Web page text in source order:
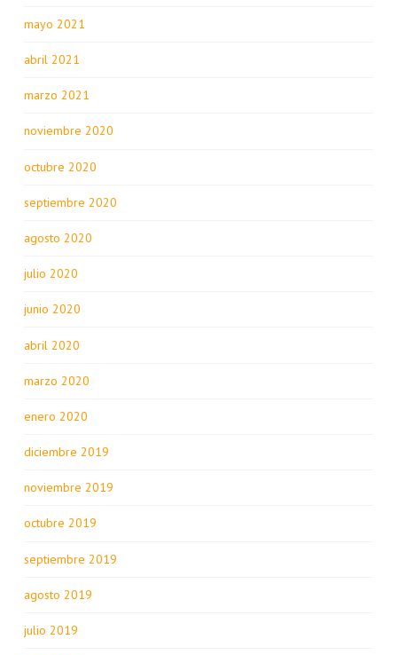
mayo 2021
abril 2021
marzo 2021
noviembre 2020
octubre 2020
septiembre 2020
agosto 2020
julio 2020
junio 2020
abril 2020
marzo 2020
enero 2020
diciembre 2019
noviembre 2019
octubre 2019
septiembre 2019
agosto 2019
julio 2019